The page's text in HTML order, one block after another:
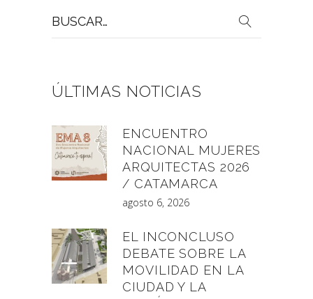
por:
ÚLTIMAS NOTICIAS
ENCUENTRO
NACIONAL MUJERES
ARQUITECTAS 2026
/ CATAMARCA
agosto 6, 2026
EL INCONCLUSO
DEBATE SOBRE LA
MOVILIDAD EN LA
CIUDAD Y LA